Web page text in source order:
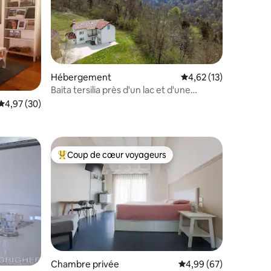
: 4,87 sur 5
moyenne sur la base de 30 commentaires : 4,97 sur 5
4,97 (30)
Hébergement Évaluation moyenne
4,62 (13)
Baita tersilia près d'un lac et d'une
: 4,91 sur 5
Coups de cœur voyageurs les plus appréciés
Coup de cœur voyageurs
Chambre privée Évaluation moyenne
4,99 (67)